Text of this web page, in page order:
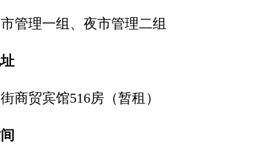
管理一组、夜市管理二组
商贸宾馆516房（暂租）